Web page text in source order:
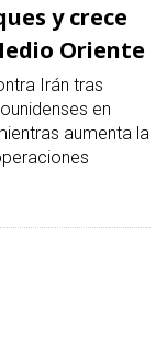
y crece
Oriente
Irán tras
en
aumenta la